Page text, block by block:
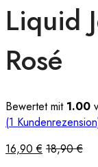
Liquid
Rosé
Bewertet mit 1.00
(1
16,90€ 18,90€